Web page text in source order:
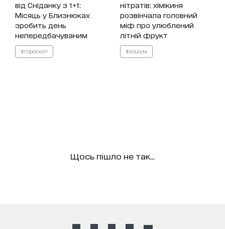
від Сніданку з 1+1:
Місяць у Близнюках
зробить день
непередбачуваним
#гороскоп
нітратів: хімікиня
розвінчала головний
міф про улюблений
літній фрукт
#соціум
Щось пішло не так...